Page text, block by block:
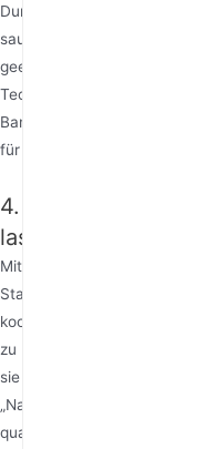
Durchdringung, ist aber
sauberere Kanäle, ist für
geeignet, aber mit kürzerer
Technologie können
Band identifizieren und
für nahtloses Dualband-
4. Beamforming:
lassen
Mit Beamforming nutzt ein
Standort eines verbundenen
kooperativ zu berechnen und
zu konzentrieren, der
sie gleichmäßig zu
„Navigation“ hinzu und
qualität für das Zielgerät